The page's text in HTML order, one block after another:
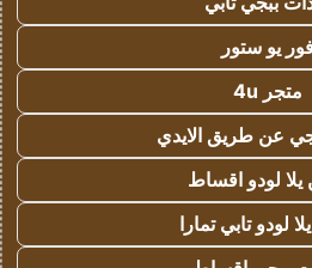
يو ستور
متجر 4u
عن طريق الايدي
لودو اقساط
لودو تابي تمارا